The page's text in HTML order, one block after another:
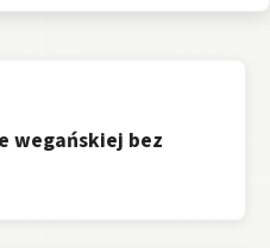
wegańskiej bez